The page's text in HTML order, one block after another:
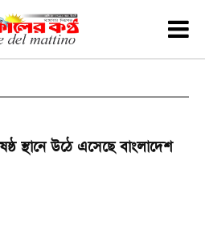
স্থানে উঠে এসেছে বাংলাদেশ